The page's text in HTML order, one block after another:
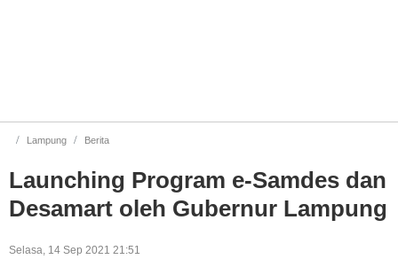
Lampung Berita
Launching Program e-Samdes dan
Desamart oleh Gubernur Lampung
Selasa, 14 Sep 2021 21:51